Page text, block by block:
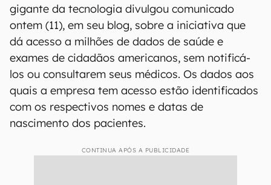
gigante da tecnologia divulgou comunicado
ontem (11), em seu blog, sobre a iniciativa que
dá acesso a milhões de dados de saúde e
exames de cidadãos americanos, sem notificá-
los ou consultarem seus médicos. Os dados aos
quais a empresa tem acesso estão identificados
com os respectivos nomes e datas de
nascimento dos pacientes.
CONTINUA APÓS A PUBLICIDADE